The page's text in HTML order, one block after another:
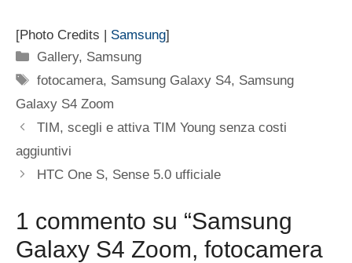
[Photo Credits | Samsung]
Categorie
Gallery, Samsung
Tag
fotocamera, Samsung Galaxy S4, Samsung
Galaxy S4 Zoom
TIM, scegli e attiva TIM Young senza costi
aggiuntivi
HTC One S, Sense 5.0 ufficiale
1 commento su “Samsung
Galaxy S4 Zoom, fotocamera